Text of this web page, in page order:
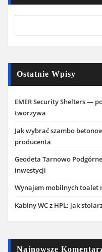
Ostatnie Wpisy
EMER Security Shelters —
tworzywa
Jak wybrać szambo
producenta
Geodeta Tarnowo
inwestycji
Wynajem mobilnych toalet
Kabiny WC z HPL: jak
Najnowsze